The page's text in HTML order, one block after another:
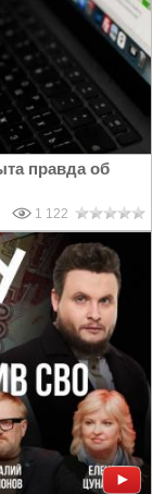
правда об
1 122